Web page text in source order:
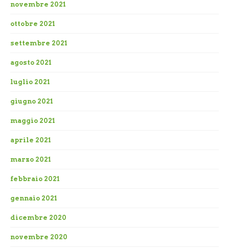
novembre 2021
ottobre 2021
settembre 2021
agosto 2021
luglio 2021
giugno 2021
maggio 2021
aprile 2021
marzo 2021
febbraio 2021
gennaio 2021
dicembre 2020
novembre 2020